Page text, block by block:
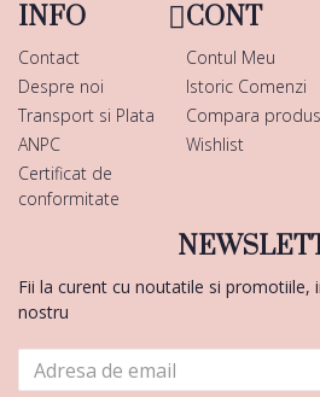
INFO
Contact
Despre noi
Transport si Plata
ANPC
Certificat de
conformitate
CONT
Contul Meu
Istoric Comenzi
Compara
Wishlist
Fii la curent cu noutatile si promotiile,
nostru